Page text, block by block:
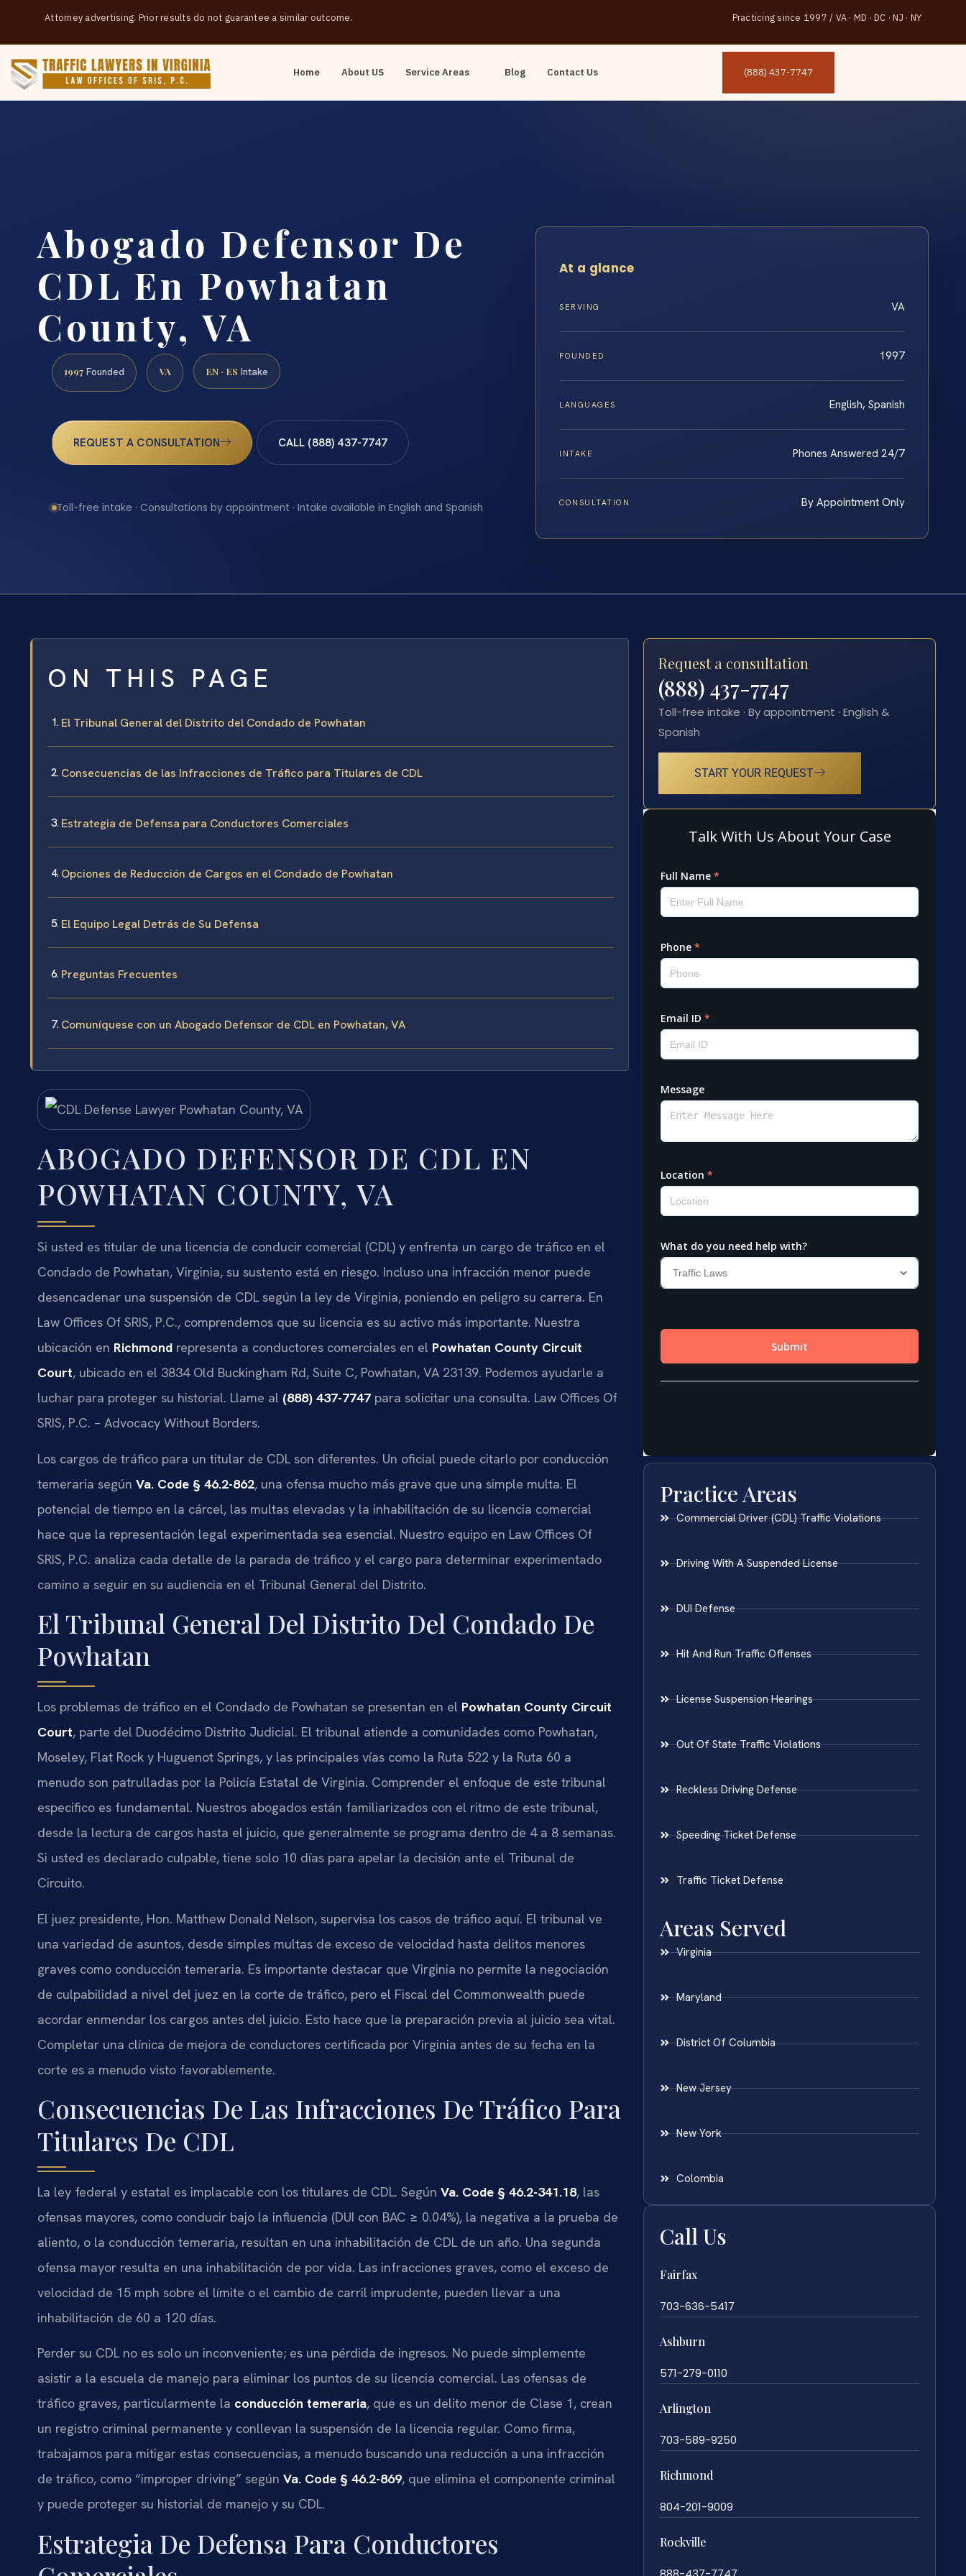
Attorney advertising. Prior results do not guarantee a similar outcome. Practicing since 1997 / VA · MD · DC · NJ · NY
Home About US Service Areas Blog Contact Us (888) 437-7747
Abogado Defensor De
CDL En Powhatan
County, VA
1997 Founded VA EN · ES Intake
REQUEST A CONSULTATION CALL (888) 437-7747
Toll-free intake · Consultations by appointment · Intake available in English and Spanish
At a glance
SERVING VA
FOUNDED 1997
LANGUAGES English, Spanish
INTAKE Phones Answered 24/7
CONSULTATION By Appointment Only
ON THIS PAGE
El Tribunal General del Distrito del Condado de Powhatan
Consecuencias de las Infracciones de Tráfico para Titulares de CDL
Estrategia de Defensa para Conductores Comerciales
Opciones de Reducción de Cargos en el Condado de Powhatan
El Equipo Legal Detrás de Su Defensa
Preguntas Frecuentes
Comuníquese con un Abogado Defensor de CDL en Powhatan, VA
ABOGADO DEFENSOR DE CDL EN
POWHATAN COUNTY, VA
Si usted es titular de una licencia de conducir comercial (CDL) y enfrenta un cargo de tráfico en el
Condado de Powhatan, Virginia, su sustento está en riesgo. Incluso una infracción menor puede
desencadenar una suspensión de CDL según la ley de Virginia, poniendo en peligro su carrera. En
Law Offices Of SRIS, P.C., comprendemos que su licencia es su activo más importante. Nuestra
ubicación en Richmond representa a conductores comerciales en el Powhatan County Circuit
Court, ubicado en el 3834 Old Buckingham Rd, Suite C, Powhatan, VA 23139. Podemos ayudarle a
luchar para proteger su historial. Llame al (888) 437-7747 para solicitar una consulta. Law Offices Of
SRIS, P.C. – Advocacy Without Borders.
Los cargos de tráfico para un titular de CDL son diferentes. Un oficial puede citarlo por conducción
temeraria según Va. Code § 46.2-862, una ofensa mucho más grave que una simple multa. El
potencial de tiempo en la cárcel, las multas elevadas y la inhabilitación de su licencia comercial
hace que la representación legal experimentada sea esencial. Nuestro equipo en Law Offices Of
SRIS, P.C. analiza cada detalle de la parada de tráfico y el cargo para determinar experimentado
camino a seguir en su audiencia en el Tribunal General del Distrito.
El Tribunal General Del Distrito Del Condado De
Powhatan
Los problemas de tráfico en el Condado de Powhatan se presentan en el Powhatan County Circuit
Court, parte del Duodécimo Distrito Judicial. El tribunal atiende a comunidades como Powhatan,
Moseley, Flat Rock y Huguenot Springs, y las principales vías como la Ruta 522 y la Ruta 60 a
menudo son patrulladas por la Policía Estatal de Virginia. Comprender el enfoque de este tribunal
especifico es fundamental. Nuestros abogados están familiarizados con el ritmo de este tribunal,
desde la lectura de cargos hasta el juicio, que generalmente se programa dentro de 4 a 8 semanas.
Si usted es declarado culpable, tiene solo 10 días para apelar la decisión ante el Tribunal de
Circuito.
El juez presidente, Hon. Matthew Donald Nelson, supervisa los casos de tráfico aquí. El tribunal ve
una variedad de asuntos, desde simples multas de exceso de velocidad hasta delitos menores
graves como conducción temeraria. Es importante destacar que Virginia no permite la negociación
de culpabilidad a nivel del juez en la corte de tráfico, pero el Fiscal del Commonwealth puede
acordar enmendar los cargos antes del juicio. Esto hace que la preparación previa al juicio sea vital.
Completar una clínica de mejora de conductores certificada por Virginia antes de su fecha en la
corte es a menudo visto favorablemente.
Consecuencias De Las Infracciones De Tráfico Para
Titulares De CDL
La ley federal y estatal es implacable con los titulares de CDL. Según Va. Code § 46.2-341.18, las
ofensas mayores, como conducir bajo la influencia (DUI con BAC ≥ 0.04%), la negativa a la prueba de
aliento, o la conducción temeraria, resultan en una inhabilitación de CDL de un año. Una segunda
ofensa mayor resulta en una inhabilitación de por vida. Las infracciones graves, como el exceso de
velocidad de 15 mph sobre el límite o el cambio de carril imprudente, pueden llevar a una
inhabilitación de 60 a 120 días.
Perder su CDL no es solo un inconveniente; es una pérdida de ingresos. No puede simplemente
asistir a la escuela de manejo para eliminar los puntos de su licencia comercial. Las ofensas de
tráfico graves, particularmente la conducción temeraria, que es un delito menor de Clase 1, crean
un registro criminal permanente y conllevan la suspensión de la licencia regular. Como firma,
trabajamos para mitigar estas consecuencias, a menudo buscando una reducción a una infracción
de tráfico, como “improper driving” según Va. Code § 46.2-869, que elimina el componente criminal
y puede proteger su historial de manejo y su CDL.
Estrategia De Defensa Para Conductores
Request a consultation
(888) 437-7747
Toll-free intake · By appointment · English &
Spanish
START YOUR REQUEST
Practice Areas
Commercial Driver (CDL) Traffic Violations
Driving With A Suspended License
DUI Defense
Hit And Run Traffic Offenses
License Suspension Hearings
Out Of State Traffic Violations
Reckless Driving Defense
Speeding Ticket Defense
Traffic Ticket Defense
Areas Served
Virginia
Maryland
District Of Columbia
New Jersey
New York
Colombia
Call Us
Fairfax
703-636-5417
Ashburn
571-279-0110
Arlington
703-589-9250
Richmond
804-201-9009
Rockville